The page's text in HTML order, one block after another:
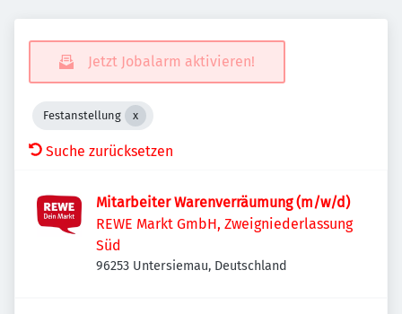
Jetzt Jobalarm aktivieren!
Festanstellung
Suche zurücksetzen
Mitarbeiter Warenverräumung (m/w/d)
REWE Markt GmbH, Zweigniederlassung
Süd
96253 Untersiemau, Deutschland